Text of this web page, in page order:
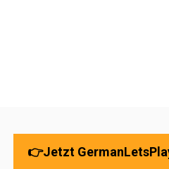
👉Jetzt